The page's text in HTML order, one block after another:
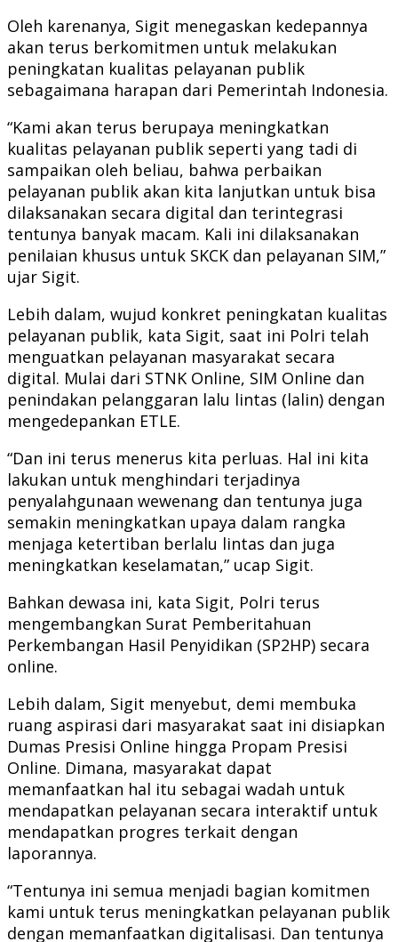
Oleh karenanya, Sigit menegaskan kedepannya
akan terus berkomitmen untuk melakukan
peningkatan kualitas pelayanan publik
sebagaimana harapan dari Pemerintah Indonesia.
“Kami akan terus berupaya meningkatkan
kualitas pelayanan publik seperti yang tadi di
sampaikan oleh beliau, bahwa perbaikan
pelayanan publik akan kita lanjutkan untuk bisa
dilaksanakan secara digital dan terintegrasi
tentunya banyak macam. Kali ini dilaksanakan
penilaian khusus untuk SKCK dan pelayanan SIM,”
ujar Sigit.
Lebih dalam, wujud konkret peningkatan kualitas
pelayanan publik, kata Sigit, saat ini Polri telah
menguatkan pelayanan masyarakat secara
digital. Mulai dari STNK Online, SIM Online dan
penindakan pelanggaran lalu lintas (lalin) dengan
mengedepankan ETLE.
“Dan ini terus menerus kita perluas. Hal ini kita
lakukan untuk menghindari terjadinya
penyalahgunaan wewenang dan tentunya juga
semakin meningkatkan upaya dalam rangka
menjaga ketertiban berlalu lintas dan juga
meningkatkan keselamatan,” ucap Sigit.
Bahkan dewasa ini, kata Sigit, Polri terus
mengembangkan Surat Pemberitahuan
Perkembangan Hasil Penyidikan (SP2HP) secara
online.
Lebih dalam, Sigit menyebut, demi membuka
ruang aspirasi dari masyarakat saat ini disiapkan
Dumas Presisi Online hingga Propam Presisi
Online. Dimana, masyarakat dapat
memanfaatkan hal itu sebagai wadah untuk
mendapatkan pelayanan secara interaktif untuk
mendapatkan progres terkait dengan
laporannya.
“Tentunya ini semua menjadi bagian komitmen
kami untuk terus meningkatkan pelayanan publik
dengan memanfaatkan digitalisasi. Dan tentunya